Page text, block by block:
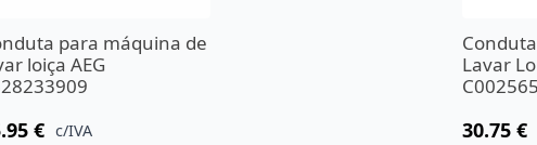
para máquina de
loiça AEG
€ c/IVA
Lavar
30.75€